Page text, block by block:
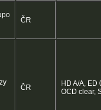
ČR
ČR
HD A/A, ED
OCD clear,